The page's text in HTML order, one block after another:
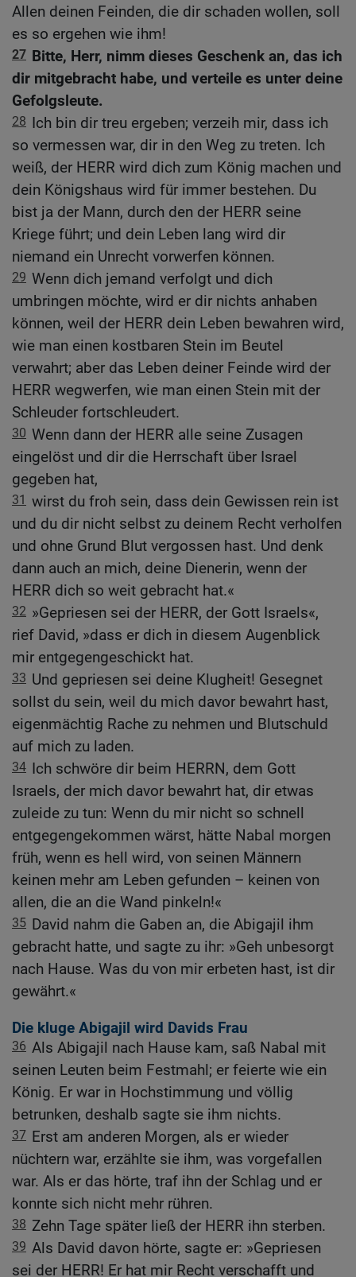
Allen deinen Feinden, die dir schaden wollen, soll
es so ergehen wie ihm!
27 Bitte, Herr, nimm dieses Geschenk an, das ich
dir mitgebracht habe, und verteile es unter deine
Gefolgsleute.
28 Ich bin dir treu ergeben; verzeih mir, dass ich
so vermessen war, dir in den Weg zu treten. Ich
weiß, der HERR wird dich zum König machen und
dein Königshaus wird für immer bestehen. Du
bist ja der Mann, durch den der HERR seine
Kriege führt; und dein Leben lang wird dir
niemand ein Unrecht vorwerfen können.
29 Wenn dich jemand verfolgt und dich
umbringen möchte, wird er dir nichts anhaben
können, weil der HERR dein Leben bewahren wird,
wie man einen kostbaren Stein im Beutel
verwahrt; aber das Leben deiner Feinde wird der
HERR wegwerfen, wie man einen Stein mit der
Schleuder fortschleudert.
30 Wenn dann der HERR alle seine Zusagen
eingelöst und dir die Herrschaft über Israel
gegeben hat,
31 wirst du froh sein, dass dein Gewissen rein ist
und du dir nicht selbst zu deinem Recht verholfen
und ohne Grund Blut vergossen hast. Und denk
dann auch an mich, deine Dienerin, wenn der
HERR dich so weit gebracht hat.«
32 »Gepriesen sei der HERR, der Gott Israels«,
rief David, »dass er dich in diesem Augenblick
mir entgegengeschickt hat.
33 Und gepriesen sei deine Klugheit! Gesegnet
sollst du sein, weil du mich davor bewahrt hast,
eigenmächtig Rache zu nehmen und Blutschuld
auf mich zu laden.
34 Ich schwöre dir beim HERRN, dem Gott
Israels, der mich davor bewahrt hat, dir etwas
zuleide zu tun: Wenn du mir nicht so schnell
entgegengekommen wärst, hätte Nabal morgen
früh, wenn es hell wird, von seinen Männern
keinen mehr am Leben gefunden – keinen von
allen, die an die Wand pinkeln!«
35 David nahm die Gaben an, die Abigajil ihm
gebracht hatte, und sagte zu ihr: »Geh unbesorgt
nach Hause. Was du von mir erbeten hast, ist dir
gewährt.«
Die kluge Abigajil wird Davids Frau
36 Als Abigajil nach Hause kam, saß Nabal mit
seinen Leuten beim Festmahl; er feierte wie ein
König. Er war in Hochstimmung und völlig
betrunken, deshalb sagte sie ihm nichts.
37 Erst am anderen Morgen, als er wieder
nüchtern war, erzählte sie ihm, was vorgefallen
war. Als er das hörte, traf ihn der Schlag und er
konnte sich nicht mehr rühren.
38 Zehn Tage später ließ der HERR ihn sterben.
39 Als David davon hörte, sagte er: »Gepriesen
sei der HERR! Er hat mir Recht verschafft und